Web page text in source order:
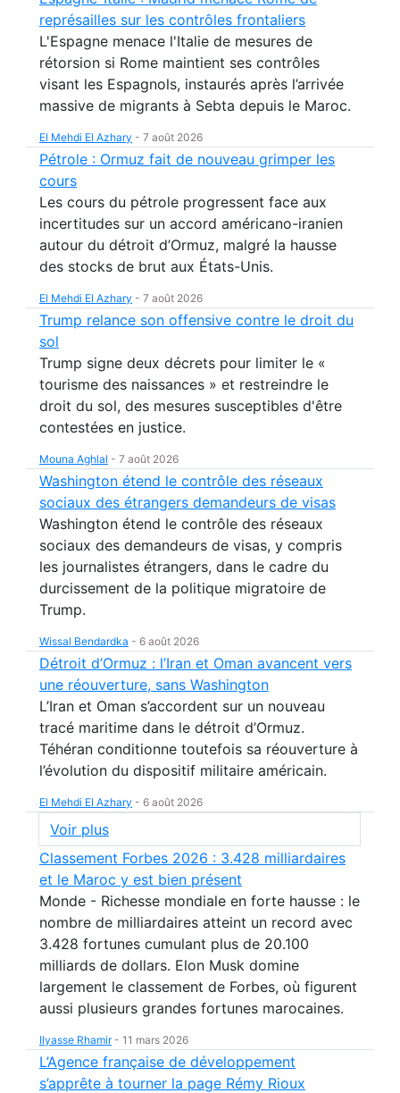
représailles sur les contrôles frontaliers
L'Espagne menace l'Italie de mesures de
rétorsion si Rome maintient ses contrôles
visant les Espagnols, instaurés après l’arrivée
massive de migrants à Sebta depuis le Maroc.
El Mehdi El Azhary - 7 août 2026
Pétrole : Ormuz fait de nouveau grimper les
cours
Les cours du pétrole progressent face aux
incertitudes sur un accord américano-iranien
autour du détroit d’Ormuz, malgré la hausse
des stocks de brut aux États-Unis.
El Mehdi El Azhary - 7 août 2026
Trump relance son offensive contre le droit du
sol
Trump signe deux décrets pour limiter le «
tourisme des naissances » et restreindre le
droit du sol, des mesures susceptibles d'être
contestées en justice.
Mouna Aghlal - 7 août 2026
Washington étend le contrôle des réseaux
sociaux des étrangers demandeurs de visas
Washington étend le contrôle des réseaux
sociaux des demandeurs de visas, y compris
les journalistes étrangers, dans le cadre du
durcissement de la politique migratoire de
Trump.
Wissal Bendardka - 6 août 2026
Détroit d’Ormuz : l’Iran et Oman avancent vers
une réouverture, sans Washington
L’Iran et Oman s’accordent sur un nouveau
tracé maritime dans le détroit d’Ormuz.
Téhéran conditionne toutefois sa réouverture à
l’évolution du dispositif militaire américain.
El Mehdi El Azhary - 6 août 2026
Voir plus
Classement Forbes 2026 : 3.428 milliardaires
et le Maroc y est bien présent
Monde - Richesse mondiale en forte hausse : le
nombre de milliardaires atteint un record avec
3.428 fortunes cumulant plus de 20.100
milliards de dollars. Elon Musk domine
largement le classement de Forbes, où figurent
aussi plusieurs grandes fortunes marocaines.
Ilyasse Rhamir- 11 mars 2026
L’Agence française de développement
s’apprête à tourner la page Rémy Rioux